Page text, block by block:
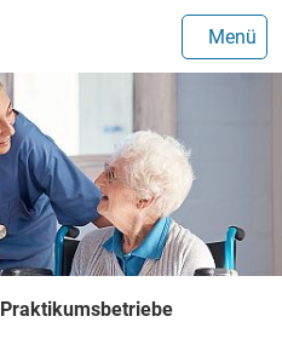
Menü
Praktikumsbetriebe